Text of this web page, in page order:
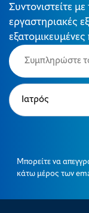
Συντονιστείτε
εργαστηριακές
Email
(Required)
Type
(Required)
Μπορείτε να
κάτω μέρος των